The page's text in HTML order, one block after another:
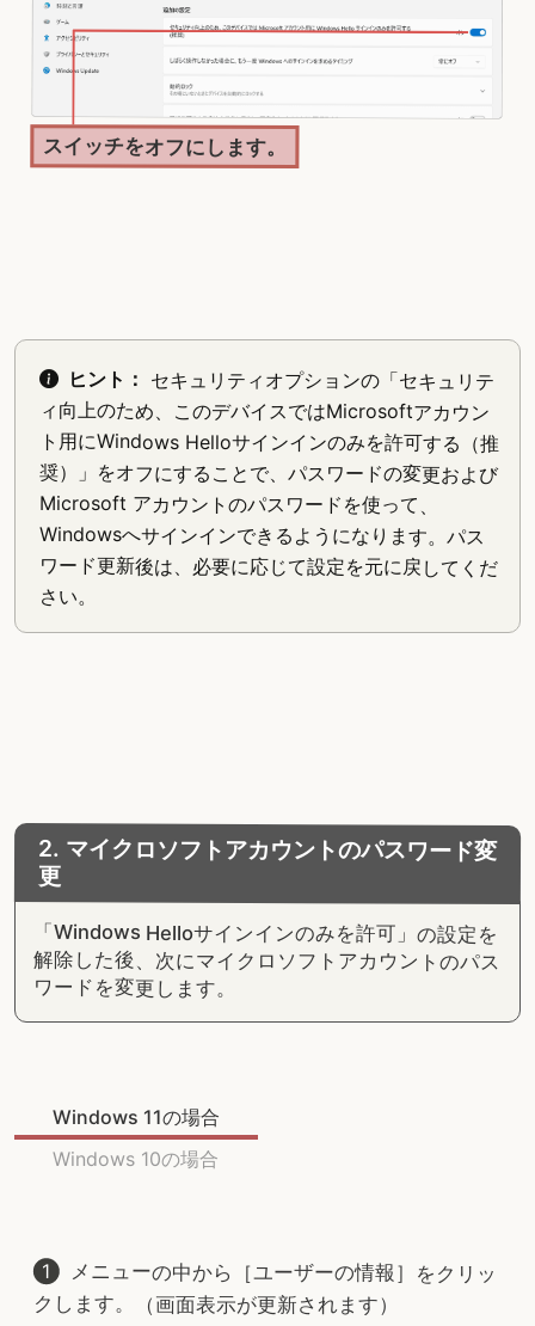
スイッチをオフにします。
ヒント： セキュリティオプションの「セキュリテ
ィ向上のため、このデバイスではMicrosoftアカウン
ト用にWindows Helloサインインのみを許可する（推
奨）」をオフにすることで、パスワードの変更および
Microsoft アカウントのパスワードを使って、
Windowsへサインインできるようになります。パス
ワード更新後は、必要に応じて設定を元に戻してくだ
さい。
2. マイクロソフトアカウントのパスワード変
更
「Windows Helloサインインのみを許可」の設定を
解除した後、次にマイクロソフトアカウントのパス
ワードを変更します。
Windows 11の場合
メニューの中から［ユーザーの情報］をクリッ
クします。（画面表示が更新されます）
Windows 10の場合